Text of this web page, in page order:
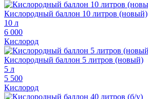
Кислородный баллон 10 литров (новый)
10 л
6 000
Кислород
Кислородный баллон 5 литров (новый)
5 л
5 500
Кислород